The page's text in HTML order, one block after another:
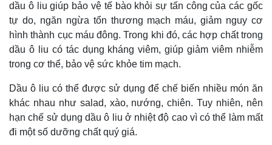
dầu ô liu giúp bảo vệ tế bào khỏi sự tấn công của các gốc
tự do, ngăn ngừa tổn thương mạch máu, giảm nguy cơ
hình thành cục máu đông. Trong khi đó, các hợp chất trong
dầu ô liu có tác dụng kháng viêm, giúp giảm viêm nhiễm
trong cơ thể, bảo vệ sức khỏe tim mạch.
Dầu ô liu có thể được sử dụng để chế biến nhiều món ăn
khác nhau như salad, xào, nướng, chiên. Tuy nhiên, nên
hạn chế sử dụng dầu ô liu ở nhiệt độ cao vì có thể làm mất
đi một số dưỡng chất quý giá.